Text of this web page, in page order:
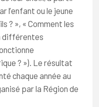
l’enfant ou le jeune
? », « Comment les
différentes
? »). Le résultat
chaque année au
par la Région de